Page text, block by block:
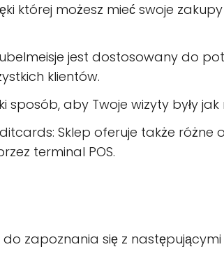
której możesz mieć swoje
jest dostosowany do
klientów.
aby Twoje wizyty były jak
Sklep oferuje także różne
terminal POS.
zapoznania się z